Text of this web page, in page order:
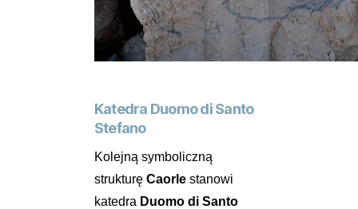
Katedra Duomo di Santo
Stefano
Kolejną symboliczną
strukturę Caorlestanowi
katedra Duomo di Santo